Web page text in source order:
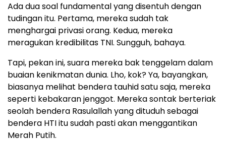
Ada dua soal fundamental yang disentuh dengan
tudingan itu. Pertama, mereka sudah tak
menghargai privasi orang. Kedua, mereka
meragukan kredibilitas TNI. Sungguh, bahaya.
Tapi, pekan ini, suara mereka bak tenggelam dalam
buaian kenikmatan dunia. Lho, kok? Ya, bayangkan,
biasanya melihat bendera tauhid satu saja, mereka
seperti kebakaran jenggot. Mereka sontak berteriak
seolah bendera Rasulallah yang dituduh sebagai
bendera HTI itu sudah pasti akan menggantikan
Merah Putih.